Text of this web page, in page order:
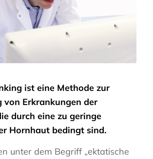
ist eine Methode zur
von Erkrankungen der
durch eine zu geringe
Hornhaut bedingt sind.
unter dem Begriff „ektatische